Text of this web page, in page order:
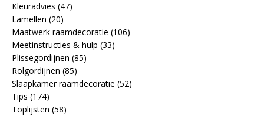
Kleuradvies (47)
Lamellen (20)
Maatwerk raamdecoratie (106)
Meetinstructies & hulp (33)
Plissegordijnen (85)
Rolgordijnen (85)
Slaapkamer raamdecoratie (52)
Tips (174)
Toplijsten (58)